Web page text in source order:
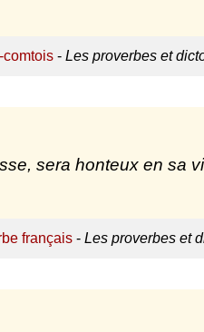
comtois- Les proverbes et
sera honteux en sa
français - Les proverbes et